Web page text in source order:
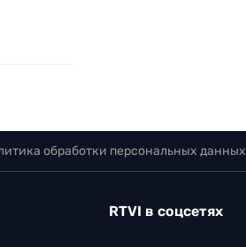
обработки персональных данных
RTVI в соцсетях